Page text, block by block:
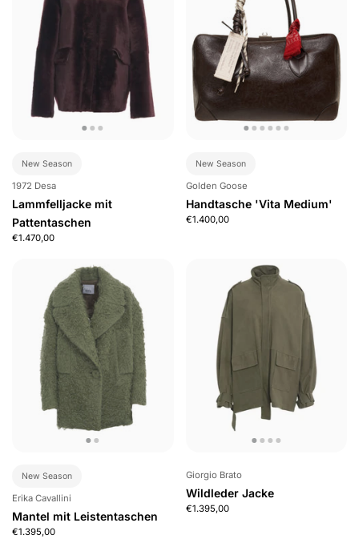
New Season
1972 Desa
Lammfelljacke mit
Pattentaschen
€1.470,00
New Season
Golden Goose
Handtasche 'Vita Medium'
€1.400,00
New Season
Erika Cavallini
Mantel mit Leistentaschen
€1.395,00
Giorgio Brato
Wildleder Jacke
€1.395,00